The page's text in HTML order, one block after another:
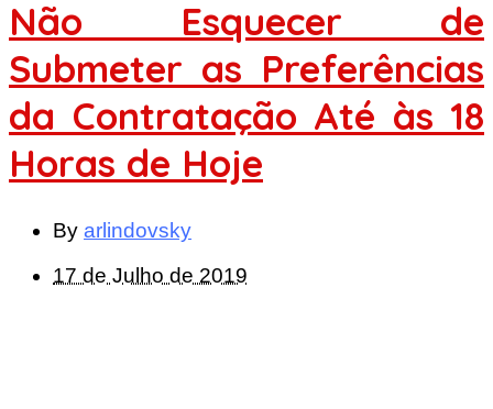
Não Esquecer de
Submeter as Preferências
da Contratação Até às 18
Horas de Hoje
By arlindovsky
17 de Julho de 2019